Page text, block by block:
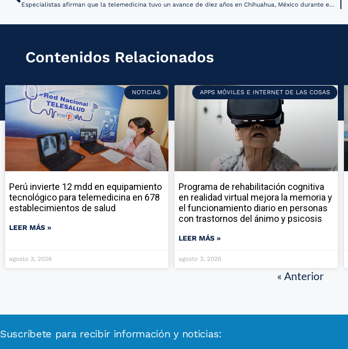
Especialistas afirman que la telemedicina tuvo un avance de diez años en Chihuahua, México durante el último año
Contenidos Relacionados
NOTICIAS
Perú invierte 12 mdd en equipamiento
tecnológico para telemedicina en 678
establecimientos de salud
LEER MÁS »
agosto 3, 2026
APPS MÓVILES E INTERNET DE LAS COSAS
Programa de rehabilitación cognitiva
en realidad virtual mejora la memoria y
el funcionamiento diario en personas
con trastornos del ánimo y psicosis
LEER MÁS »
agosto 3, 2026
« Anterior
Suscríbete para recibir información y noticias: